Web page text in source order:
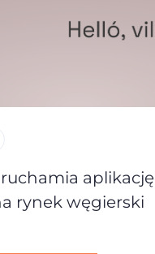
aplikację
rynek węgierski